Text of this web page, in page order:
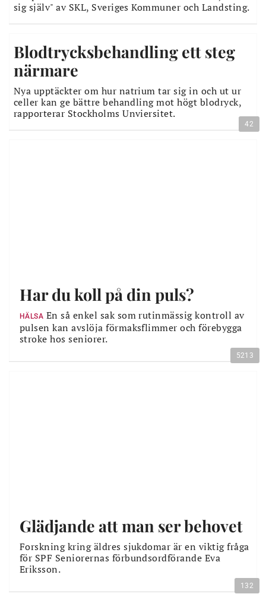
sig själv" av SKL, Sveriges Kommuner och Landsting.
Blodtrycksbehandling ett steg
närmare
Nya upptäckter om hur natrium tar sig in och ut ur
celler kan ge bättre behandling mot högt blodryck,
rapporterar Stockholms Unviersitet.
42
Har du koll på din puls?
HÄLSA En så enkel sak som rutinmässig kontroll av
pulsen kan avslöja förmaksflimmer och förebygga
stroke hos seniorer.
5213
Glädjande att man ser behovet
Forskning kring äldres sjukdomar är en viktig fråga
för SPF Seniorernas förbundsordförande Eva
Eriksson.
132